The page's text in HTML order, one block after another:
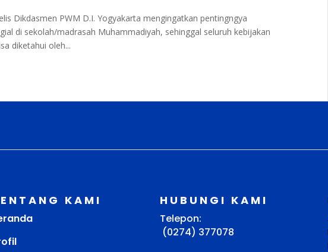
Dikdasmen PWM D.I. Yogyakarta mengingatkan pentingngya
di sekolah/madrasah Muhammadiyah, sehinggal seluruh kebijakan
diketahui oleh...
KAMI HUBUNGI KAMI
Telepon:
(0274) 377078